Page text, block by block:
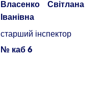
Власенко Світлана
Іванівна
старший інспектор
№ каб 6